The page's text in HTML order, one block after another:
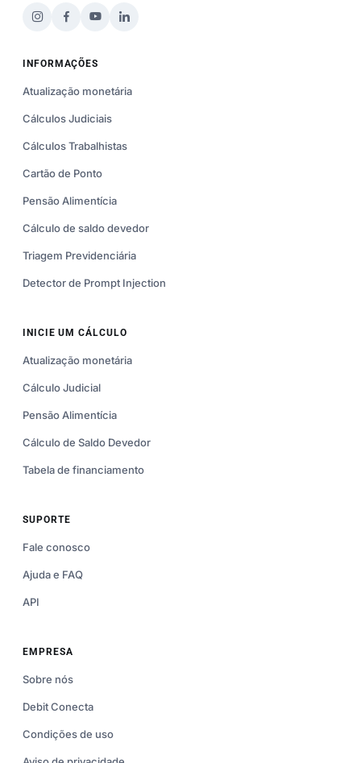
INFORMAÇÕES
Atualização monetária
Cálculos Judiciais
Cálculos Trabalhistas
Cartão de Ponto
Pensão Alimentícia
Cálculo de saldo devedor
Triagem Previdenciária
Detector de Prompt Injection
INICIE UM CÁLCULO
Atualização monetária
Cálculo Judicial
Pensão Alimentícia
Cálculo de Saldo Devedor
Tabela de financiamento
SUPORTE
Fale conosco
Ajuda e FAQ
API
EMPRESA
Sobre nós
Debit Conecta
Condições de uso